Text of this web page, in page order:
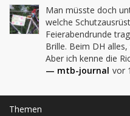
Man müsste doch
welche
Feierabendrunde
Brille. Beim DH
Aber ich kenne die
— mtb-journal vor
Themen